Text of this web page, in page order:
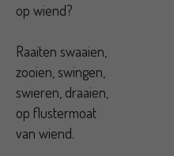
op wiend?
Raaiten swaaien,
zooien, swingen,
swieren, draaien,
op flustermoat
van wiend.